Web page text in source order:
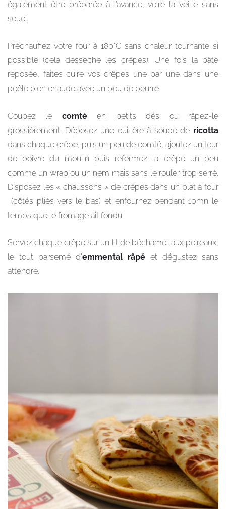
également être préparée à l’avance, voire la veille sans
souci.
Préchauffez votre four à 180°C sans chaleur tournante si
possible (cela dessèche les crêpes). Une fois la pâte
reposée, faites cuire vos crêpes une par une dans une
poêle bien chaude avec un peu de beurre.
Coupez le comtéen petits dés ou râpez-le
grossièrement. Déposez une cuillère à soupe de ricotta
dans chaque crêpe, puis un peu de comté, ajoutez un tour
de poivre du moulin puis refermez la crêpe un peu
comme un wrap ou un nem mais sans le rouler trop serré.
Disposez les « chaussons » de crêpes dans un plat à four
(côtés pliés vers le bas) et enfournez pendant 10mn le
temps que le fromage ait fondu.
Servez chaque crêpe sur un lit de béchamel aux poireaux,
le tout parsemé d’emmental râpé et dégustez sans
attendre.